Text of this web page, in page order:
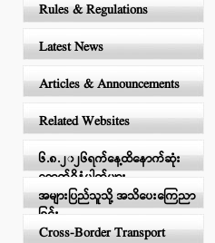
Rules & Regulations
Latest News
Articles & Announcements
Related Websites
၆.၈.၂၀၂၆ရက်နေ့ထိနောက်ဆုံး
ရောက်ရှိနံပါတ်များ
အများပြည်သူသို့ အသိပေးကြေညာ
ခြင်း
Cross-Border Transport